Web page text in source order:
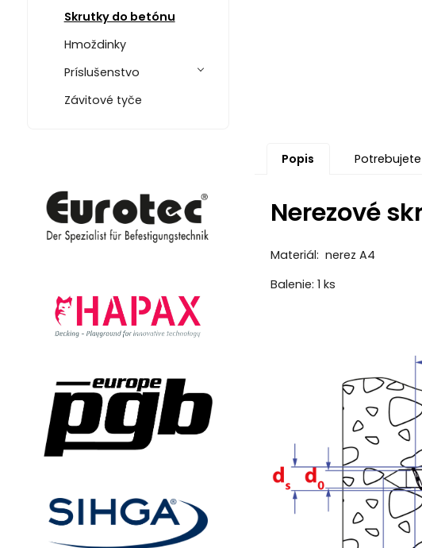
Skrutky do betónu
Hmoždinky
Príslušenstvo
Závitové tyče
Popis
Nerezové
Materiál: nerez A4
Balenie: 1 ks